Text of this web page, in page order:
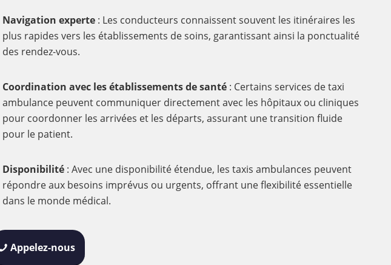
Navigation experte : Les conducteurs connaissent souvent les itinéraires les
plus rapides vers les établissements de soins, garantissant ainsi la ponctualité
des rendez-vous.
Coordination avec les établissements de santé : Certains services de taxi
ambulance peuvent communiquer directement avec les hôpitaux ou cliniques
pour coordonner les arrivées et les départs, assurant une transition fluide
pour le patient.
Disponibilité : Avec une disponibilité étendue, les taxis ambulances peuvent
répondre aux besoins imprévus ou urgents, offrant une flexibilité essentielle
dans le monde médical.
Appelez-nous